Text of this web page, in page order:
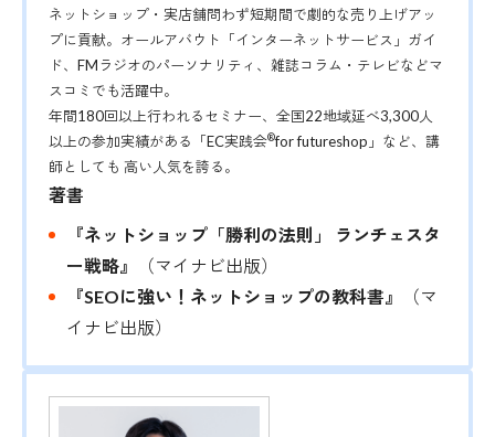
ネットショップ・実店舗問わず短期間で劇的な売り上げアッ
プに貢献。オールアバウト「インターネットサービス」ガイ
ド、FMラジオのパーソナリティ、雑誌コラム・テレビなどマ
スコミでも活躍中。
年間180回以上行われるセミナー、全国22地域延べ3,300人
以上の参加実績がある「EC実践会®for futureshop」など、講
師としても 高い人気を誇る。
著書
『ネットショップ「勝利の法則」 ランチェスタ
ー戦略』
（マイナビ出版）
『SEOに強い！ネットショップの教科書』
（マ
イナビ出版）